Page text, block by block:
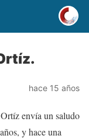
hace 15 años
envía un saludo
y hace una